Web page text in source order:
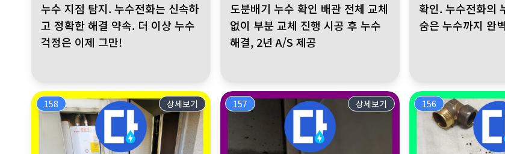
누수 지점 탐지. 누수전화는 신속하
고 정확한 해결 약속. 더 이상 누수
걱정은 이제 그만!
도분배기 누수 확인 배관 전체 교체
없이 부분 교체 진행 시공 후 누수
해결, 2년 A/S 제공
확인. 누수전화의
숨은 누수까지 완
158 상세보기 157 상세보기 156